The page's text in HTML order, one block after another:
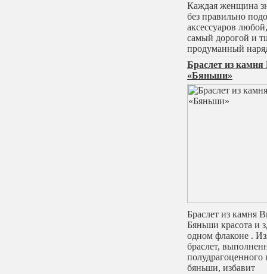
Каждая женщина
без правильно
аксессуаров
самый дорогой и
продуманный
Браслет из камня
«Бяньши»
Браслет из камня
Бяньши красота и
одном флаконе .
браслет,
полудрагоценного
бяньши, избавит